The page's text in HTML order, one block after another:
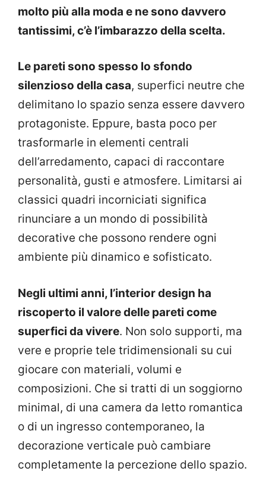
molto più alla moda e ne sono davvero
tantissimi, c’è l’imbarazzo della scelta.
Le pareti sono spesso lo sfondo
silenzioso della casa, superfici neutre che
delimitano lo spazio senza essere davvero
protagoniste. Eppure, basta poco per
trasformarle in elementi centrali
dell’arredamento, capaci di raccontare
personalità, gusti e atmosfere. Limitarsi ai
classici quadri incorniciati significa
rinunciare a un mondo di possibilità
decorative che possono rendere ogni
ambiente più dinamico e sofisticato.
Negli ultimi anni, l’interior design ha
riscoperto il valore delle pareti come
superfici da vivere. Non solo supporti, ma
vere e proprie tele tridimensionali su cui
giocare con materiali, volumi e
composizioni. Che si tratti di un soggiorno
minimal, di una camera da letto romantica
o di un ingresso contemporaneo, la
decorazione verticale può cambiare
completamente la percezione dello spazio.